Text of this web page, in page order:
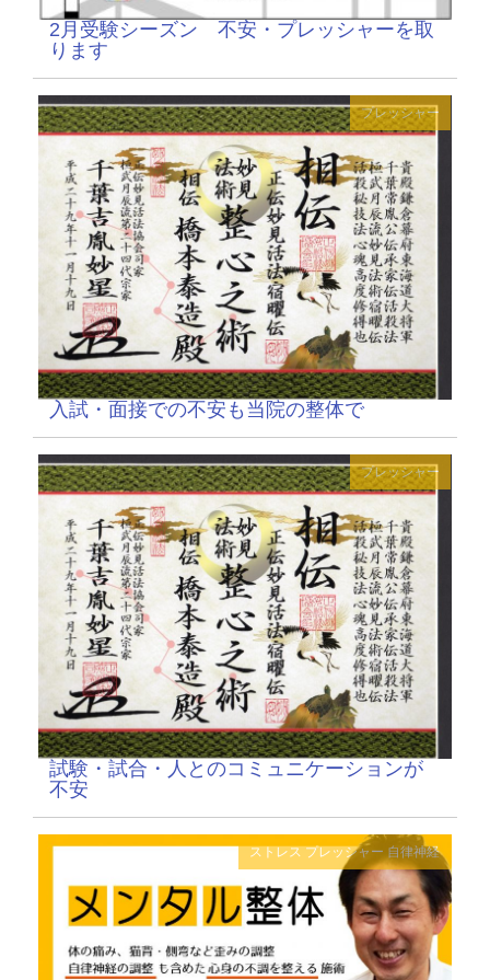
2月受験シーズン 不安・プレッシャーを取
ります
プレッシャー
入試・面接での不安も当院の整体で
プレッシャー
試験・試合・人とのコミュニケーションが
不安
ストレス プレッシャー 自律神経